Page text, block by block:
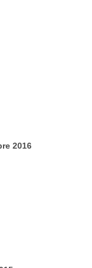
2016